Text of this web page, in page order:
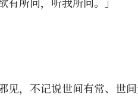
见，不记说世间有常、世